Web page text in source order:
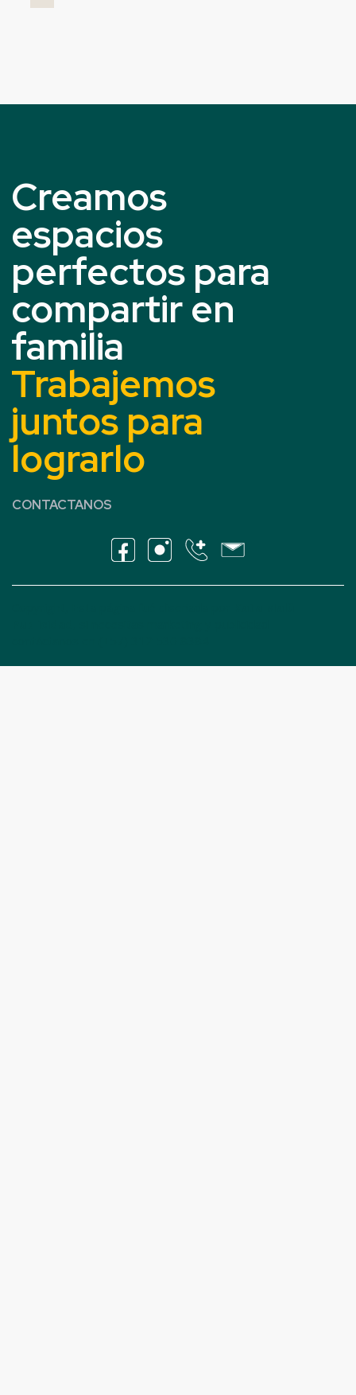
Creamos
espacios
perfectos para
compartir en
familia
Trabajemos
juntos para
lograrlo
CONTACTANOS